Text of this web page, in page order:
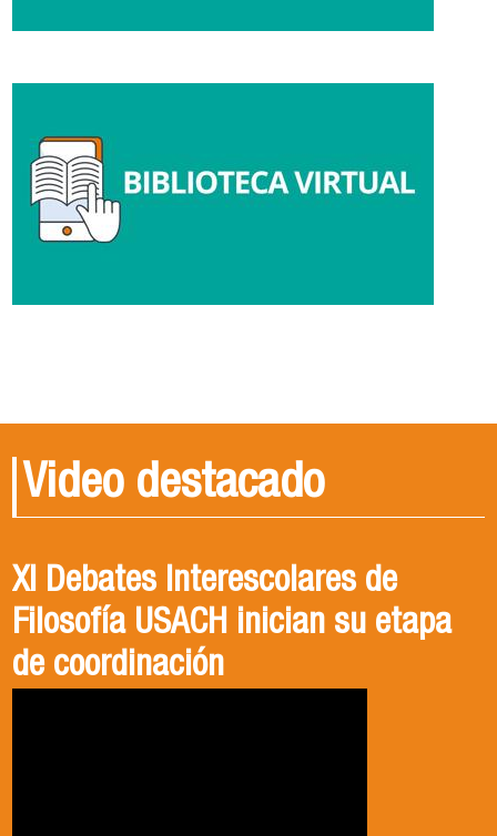
Video destacado
XI Debates Interescolares de
Filosofía USACH inician su etapa
de coordinación